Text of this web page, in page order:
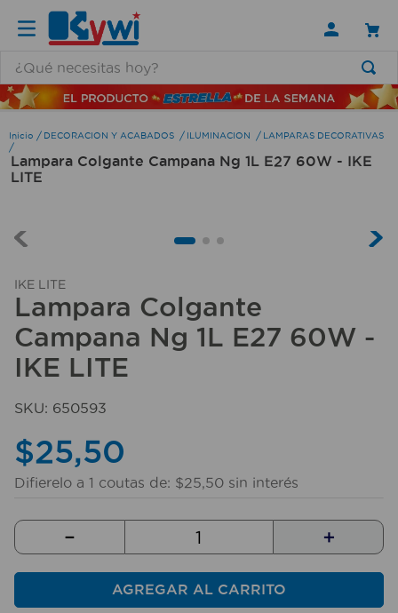
DECORACION Y ACABADOS ILUMINACION LAMPARAS DECORATIVAS
Lampara Colgante Campana Ng 1L E27 60W - IKE
LITE
IKE LITE
Lampara Colgante
Campana Ng 1L E27 60W -
IKE LITE
SKU: 650593
$25,50
Difierelo a 1 coutas de: $25,50 sin interés
＋
－
AGREGAR AL CARRITO
TÉRMINOS MÁS BUSCADOS
1 .
lamparas
2.
ducha
6.
escritorio
7.
cerradura
8.
aspiradora
9 .
lavamanos
10. taladro